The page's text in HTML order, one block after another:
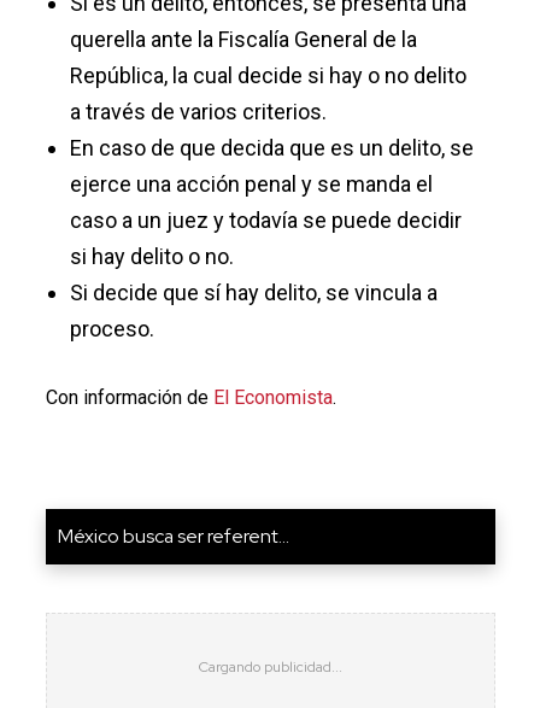
querella ante la Fiscalía General de la
República, la cual decide si hay o no delito
a través de varios criterios.
En caso de que decida que es un delito, se
ejerce una acción penal y se manda el
caso a un juez y todavía se puede decidir
si hay delito o no.
Si decide que sí hay delito, se vincula a
proceso.
Con información de El Economista.
México busca ser referent...